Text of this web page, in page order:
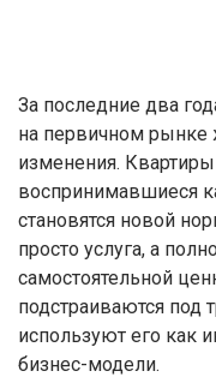
За последние два
на первичном рынке
изменения.
воспринимавшиеся
становятся новой
просто услуга, а
самостоятельной
подстраиваются под
используют его как
бизнес-модели.